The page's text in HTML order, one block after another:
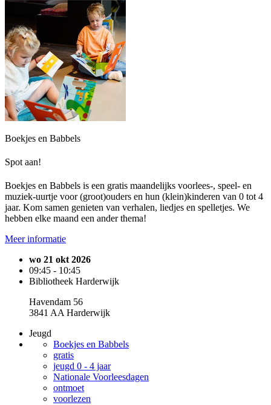
Boekjes en Babbels
Spot aan!
Boekjes en Babbels is een gratis maandelijks voorlees-, speel- en
muziek-uurtje voor (groot)ouders en hun (klein)kinderen van 0 tot 4
jaar. Kom samen genieten van verhalen, liedjes en spelletjes. We
hebben elke maand een ander thema!
Meer informatie
wo 21 okt 2026
09:45 - 10:45
Bibliotheek Harderwijk
Havendam 56
3841 AA Harderwijk
Jeugd
Boekjes en Babbels
gratis
jeugd 0 - 4 jaar
Nationale Voorleesdagen
ontmoet
voorlezen